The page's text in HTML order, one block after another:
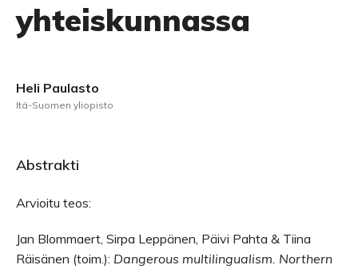
yhteiskunnassa
Heli Paulasto
Itä-Suomen yliopisto
Abstrakti
Arvioitu teos:
Jan Blommaert, Sirpa Leppänen, Päivi Pahta & Tiina
Räisänen (toim.): Dangerous multilingualism. Northern